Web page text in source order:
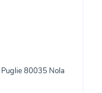
80035 Nola